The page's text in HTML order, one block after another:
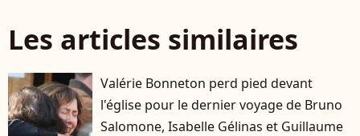
Les articles similaires
Valérie Bonneton perd pied devant
l'église pour le dernier voyage de Bruno
Salomone, Isabelle Gélinas et Guillaume